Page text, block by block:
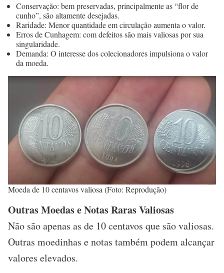
Conservação: bem preservadas, principalmente as “flor de
cunho”, são altamente desejadas.
Raridade: Menor quantidade em circulação aumenta o valor.
Erros de Cunhagem: com defeitos são mais valiosas por sua
singularidade.
Demanda: O interesse dos colecionadores impulsiona o valor
da moeda.
Moeda de 10 centavos valiosa (Foto: Reprodução)
Outras Moedas e Notas Raras Valiosas
Não são apenas as de 10 centavos que são valiosas.
Outras moedinhas e notas também podem alcançar
valores elevados.